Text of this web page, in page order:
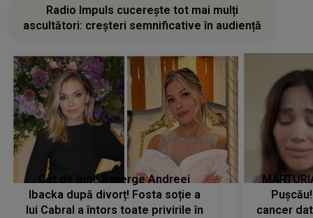
Radio Impuls cucerește tot mai mulți
ascultători: creșteri semnificative în audiență
Cât de bine îi merge Andreei
Ibacka după divorț! Fosta soție a
lui Cabral a întors toate privirile în
cancer